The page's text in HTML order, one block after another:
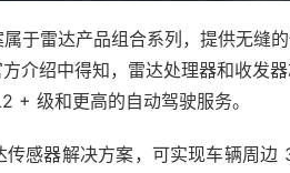
于雷达产品组合系列，提供无缝
介绍中得知，雷达处理器和收发
+ 级和更高的自动驾驶服务。
传感器解决方案，可实现车辆周